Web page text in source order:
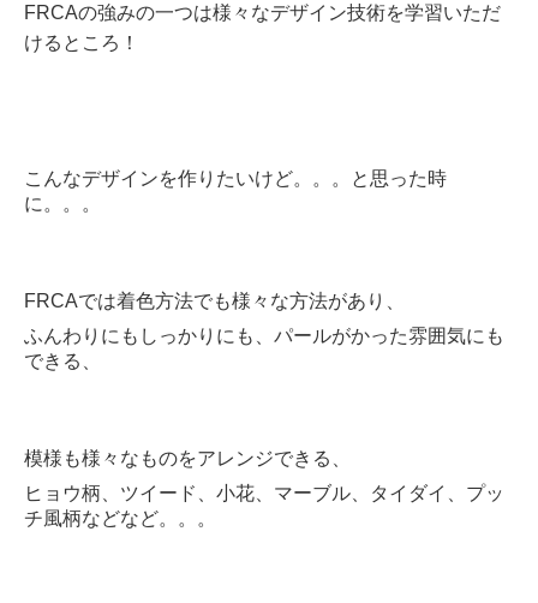
FRCAの強みの一つは様々なデザイン技術を学習いただ
けるところ！
こんなデザインを作りたいけど。。。と思った時
に。。。
FRCAでは着色方法でも様々な方法があり、
ふんわりにもしっかりにも、パールがかった雰囲気にも
できる、
模様も様々なものをアレンジできる、
ヒョウ柄、ツイード、小花、マーブル、タイダイ、プッ
チ風柄などなど。。。